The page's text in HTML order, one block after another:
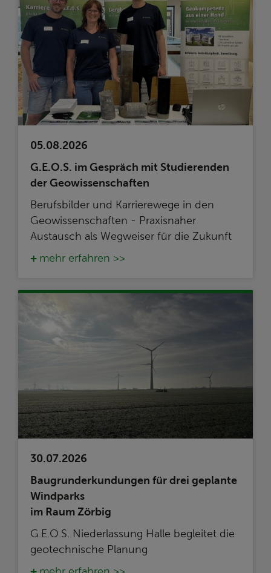
05.08.2026
G.E.O.S. im Gespräch mit Studierenden
der Geowissenschaften
Berufsbilder und Karrierewege in den
Geowissenschaften - Praxisnaher
Austausch als Wegweiser für die Zukunft
mehr erfahren >>
30.07.2026
Baugrunderkundungen für drei geplante
Windparks
im Raum Zörbig
G.E.O.S. Niederlassung Halle begleitet die
geotechnische Planung